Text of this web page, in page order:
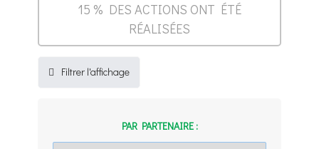
15 % DES ACTIONS ONT ÉTÉ
RÉALISÉES
Filtrer l'affichage
PAR PARTENAIRE :